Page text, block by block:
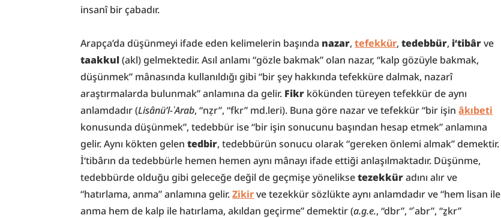
insanî bir çabadır.
Arapça’da düşünmeyi ifade eden kelimelerin başında nazar, tefekkür, tedebbür, i‘tibâr
taakkul (akl) gelmektedir. Asıl anlamı “gözle bakmak” olan nazar, “kalp gözüyle bakmak,
düşünmek” mânasında kullanıldığı gibi “bir şey hakkında tefekküre dalmak, nazarî
araştırmalarda bulunmak” anlamına da gelir. Fikr kökünden türeyen tefekkür de aynı
anlamdadır (Lisânü’l-ʿArab, “nẓr”, “fkr” md.leri). Buna göre nazar ve tefekkür “bir işin âkıbeti
konusunda düşünmek”, tedebbür ise “bir işin sonucunu başından hesap etmek” anlamına
gelir. Aynı kökten gelen tedbir, tedebbürün sonucu olarak “gereken önlemi almak” demektir.
İ‘tibârın da tedebbürle hemen hemen aynı mânayı ifade ettiği anlaşılmaktadır. Düşünme,
tedebbürde olduğu gibi geleceğe değil de geçmişe yönelikse tezekkür adını alır ve
“hatırlama, anma” anlamına gelir. Zikir ve tezekkür sözlükte aynı anlamdadır ve “hem lisan ile
anma hem de kalp ile hatırlama, akıldan geçirme” demektir (a.g.e., “dbr”, “ʿabr”, “ẕkr”